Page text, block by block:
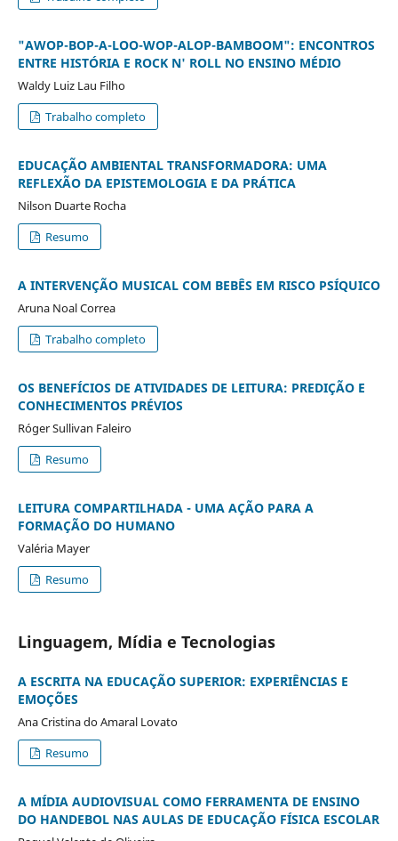
"AWOP-BOP-A-LOO-WOP-ALOP-BAMBOOM": ENCONTROS
ENTRE HISTÓRIA E ROCK N' ROLL NO ENSINO MÉDIO
Waldy Luiz Lau Filho
Trabalho completo
EDUCAÇÃO AMBIENTAL TRANSFORMADORA: UMA
REFLEXÃO DA EPISTEMOLOGIA E DA PRÁTICA
Nilson Duarte Rocha
Resumo
A INTERVENÇÃO MUSICAL COM BEBÊS EM RISCO PSÍQUICO
Aruna Noal Correa
Trabalho completo
OS BENEFÍCIOS DE ATIVIDADES DE LEITURA: PREDIÇÃO E
CONHECIMENTOS PRÉVIOS
Róger Sullivan Faleiro
Resumo
LEITURA COMPARTILHADA - UMA AÇÃO PARA A
FORMAÇÃO DO HUMANO
Valéria Mayer
Resumo
Linguagem, Mídia e Tecnologias
A ESCRITA NA EDUCAÇÃO SUPERIOR: EXPERIÊNCIAS E
EMOÇÕES
Ana Cristina do Amaral Lovato
Resumo
A MÍDIA AUDIOVISUAL COMO FERRAMENTA DE ENSINO
DO HANDEBOL NAS AULAS DE EDUCAÇÃO FÍSICA ESCOLAR